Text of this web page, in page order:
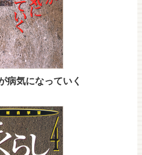
気になっていく